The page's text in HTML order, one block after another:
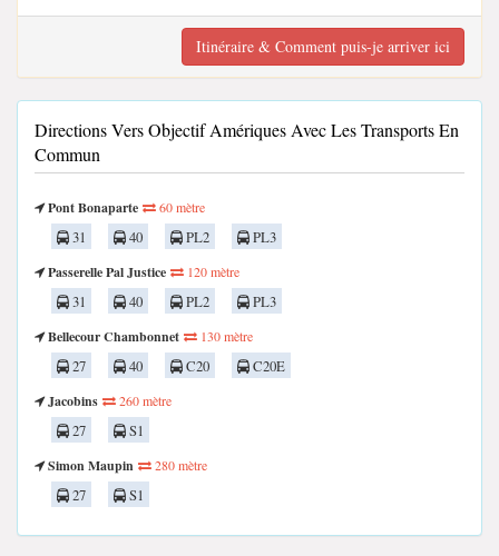
Itinéraire & Comment puis-je arriver ici
Directions Vers Objectif Amériques Avec Les Transports En
Commun
Pont Bonaparte 60 mètre
31 40 PL2
PL3
Passerelle Pal Justice
120 mètre
31 40 PL2
PL3
Bellecour Chambonnet
130 mètre
27 40 C20
C20E
Jacobins
260 mètre
27
S1
Simon Maupin
280 mètre
27 S1